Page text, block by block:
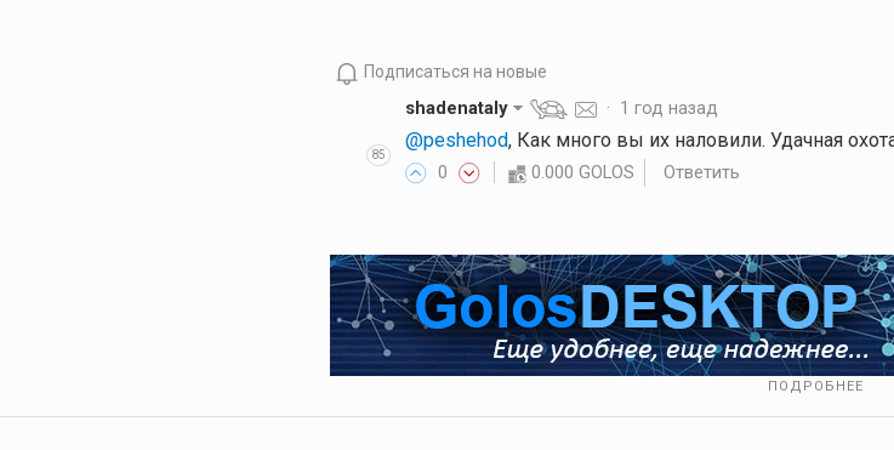
Подписаться на новые
85
shadenataly · 1 год назад
@peshehod, Как много вы их наловили. Удачная
0 0.000 GOLOS Ответить
ПОДРОБНЕЕ